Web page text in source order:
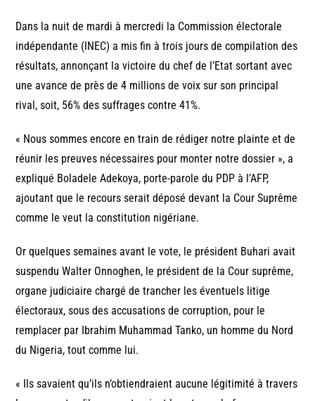
Dans la nuit de mardi à mercredi la Commission électorale
indépendante (INEC) a mis fin à trois jours de compilation des
résultats, annonçant la victoire du chef de l’Etat sortant avec
une avance de près de 4 millions de voix sur son principal
rival, soit, 56% des suffrages contre 41%.
« Nous sommes encore en train de rédiger notre plainte et de
réunir les preuves nécessaires pour monter notre dossier », a
expliqué Boladele Adekoya, porte-parole du PDP à l’AFP,
ajoutant que le recours serait déposé devant la Cour Suprême
comme le veut la constitution nigériane.
Or quelques semaines avant le vote, le président Buhari avait
suspendu Walter Onnoghen, le président de la Cour suprême,
organe judiciaire chargé de trancher les éventuels litige
électoraux, sous des accusations de corruption, pour le
remplacer par Ibrahim Muhammad Tanko, un homme du Nord
du Nigeria, tout comme lui.
« Ils savaient qu’ils n’obtiendraient aucune légitimité à travers